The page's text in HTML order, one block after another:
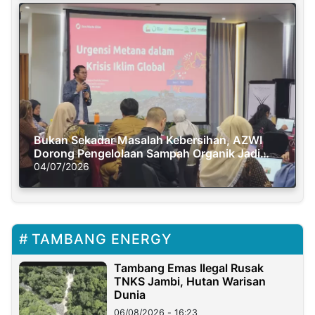
Bukan Sekadar Masalah Kebersihan, AZWI
Dorong Pengelolaan Sampah Organik Jadi
Solusi Krisis Iklim
04/07/2026
TAMBANG ENERGY
Tambang Emas Ilegal Rusak
TNKS Jambi, Hutan Warisan
Dunia
06/08/2026 - 16:23